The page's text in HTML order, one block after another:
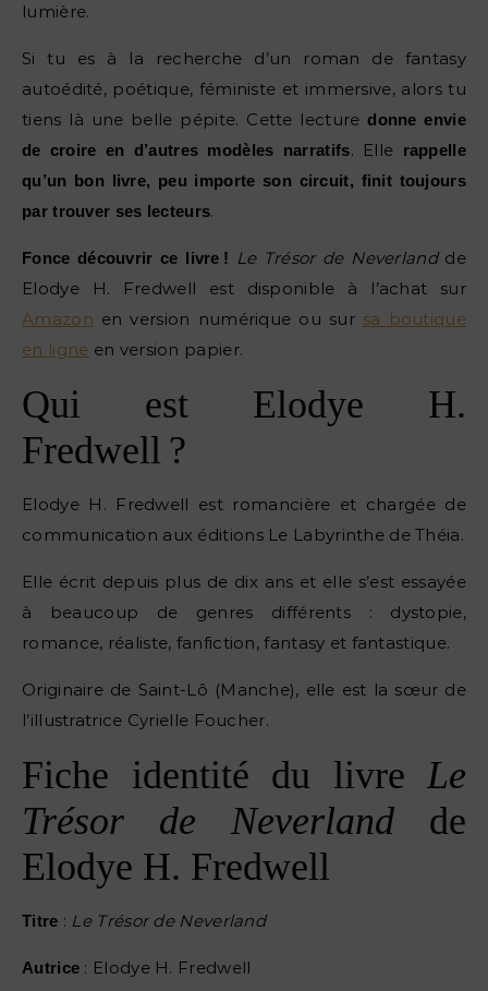
lumière.
Si tu es à la recherche d’un roman de fantasy
autoédité, poétique, féministe et immersive, alors tu
tiens là une belle pépite. Cette lecturedonne envie
de croire en d’autres modèles narratifs. Elle rappelle
qu’un bon livre, peu importe son circuit, finit toujours
par trouver ses lecteurs.
Fonce découvrir ce livre ! Le Trésor de Neverlandde
Elodye H. Fredwell est disponible à l’achat sur
Amazon en version numérique ou sur sa boutique
en ligne en version papier.
Qui est Elodye H.
Fredwell ?
Elodye H. Fredwell est romancière et chargée de
communication aux éditions Le Labyrinthe de Théia.
Elle écrit depuis plus de dix ans et elle s’est essayée
à beaucoup de genres différents : dystopie,
romance, réaliste, fanfiction, fantasy et fantastique.
Originaire de Saint-Lô (Manche), elle est la sœur de
l’illustratrice Cyrielle Foucher.
Fiche identité du livreLe
Trésor de Neverland de
Elodye H. Fredwell
Titre : Le Trésor de Neverland
Autrice : Elodye H. Fredwell